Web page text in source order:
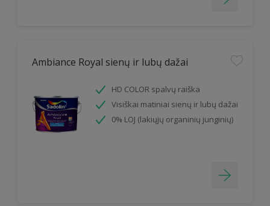
Ambiance Royal sienų ir lubų dažai
HD COLOR spalvų raiška
Visiškai matiniai sienų ir lubų dažai
0% LOJ (lakiųjų organinių junginių)